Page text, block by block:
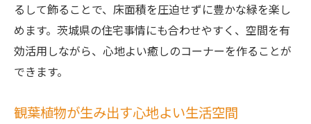
るして飾ることで、床面積を圧迫せずに豊かな緑を楽し
めます。茨城県の住宅事情にも合わせやすく、空間を有
効活用しながら、心地よい癒しのコーナーを作ることが
できます。
観葉植物が生み出す心地よい生活空間